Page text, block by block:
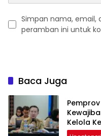
Simpan nama, email,
peramban ini untuk
Baca Juga
Kelola